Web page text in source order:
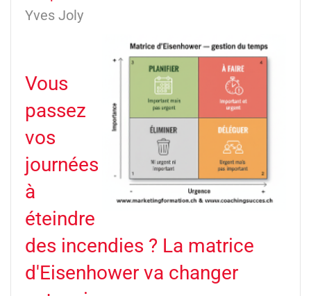
Yves Joly
Vous
passez
vos
journées
à
éteindre
des incendies ? La matrice
d'Eisenhower va changer